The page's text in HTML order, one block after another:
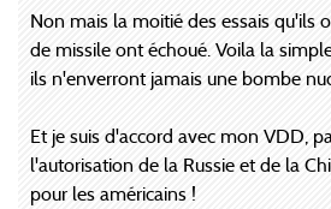
Non mais la moitié des essais qu'ils
de missile ont échoué. Voila la
ils n'enverront jamais une bombe
Et je suis d'accord avec mon VDD,
l'autorisation de la Russie et de la
pour les américains !